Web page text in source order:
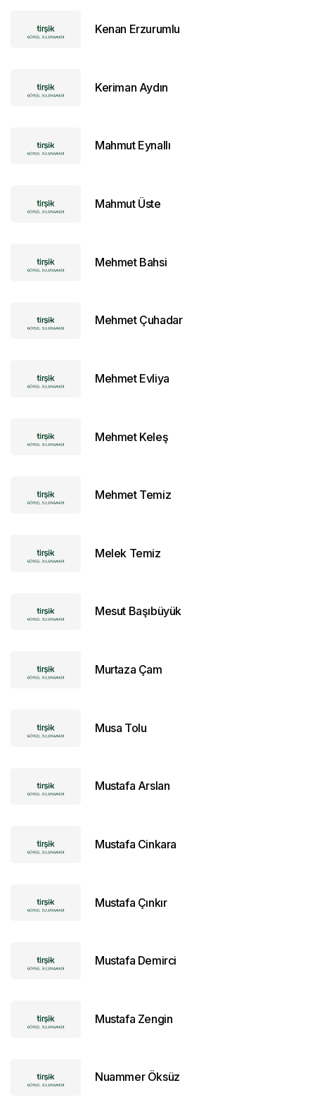
Kenan Erzurumlu
Keriman Aydın
Mahmut Eynallı
Mahmut Üste
Mehmet Bahsi
Mehmet Çuhadar
Mehmet Evliya
Mehmet Keleş
Mehmet Temiz
Melek Temiz
Mesut Başıbüyük
Murtaza Çam
Musa Tolu
Mustafa Arslan
Mustafa Cinkara
Mustafa Çınkır
Mustafa Demirci
Mustafa Zengin
Nuammer Öksüz